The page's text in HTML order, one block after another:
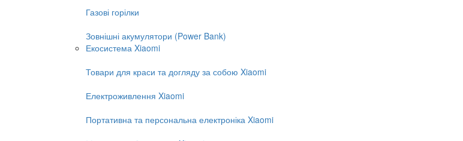
Газові горілки
Зовнішні акумулятори (Power Bank)
Екосистема Xiaomi
Товари для краси та догляду за собою Xiaomi
Електроживлення Xiaomi
Портативна та персональна електроніка Xiaomi